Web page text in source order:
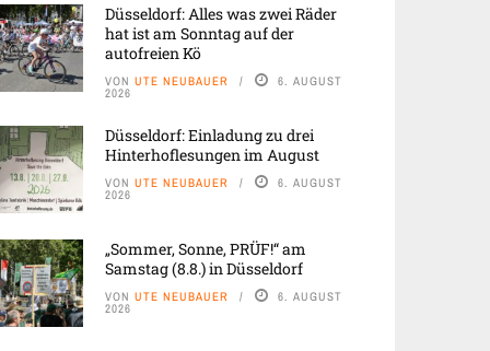
Düsseldorf: Alles was zwei Räder
hat ist am Sonntag auf der
autofreien Kö
VON UTE NEUBAUER 6. AUGUST
2026
Düsseldorf: Einladung zu drei
Hinterhoflesungen im August
VON UTE NEUBAUER 6. AUGUST
2026
„Sommer, Sonne, PRÜF!“ am
Samstag (8.8.) in Düsseldorf
VON UTE NEUBAUER 6. AUGUST
2026